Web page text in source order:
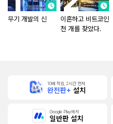
무기 개발의 신
이혼하고 비트코인
천 개를 찾았다.
10배 적립, 2시간 먼저
완전판+ 설치
Google Play에서
일반판 설치